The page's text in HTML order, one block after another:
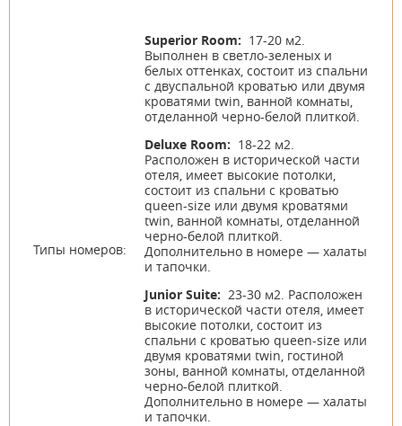
Типы номеров:
Superior Room: 17-20 м2.
Выполнен в светло-зеленых и
белых оттенках, состоит из спальни
с двуспальной кроватью или двумя
кроватями twin, ванной комнаты,
отделанной черно-белой плиткой.
Deluxe Room: 18-22 м2.
Расположен в исторической части
отеля, имеет высокие потолки,
состоит из спальни с кроватью
queen-size или двумя кроватями
twin, ванной комнаты, отделанной
черно-белой плиткой.
Дополнительно в номере — халаты
и тапочки.
Junior Suite: 23-30 м2. Расположен
в исторической части отеля, имеет
высокие потолки, состоит из
спальни с кроватью queen-size или
двумя кроватями twin, гостиной
зоны, ванной комнаты, отделанной
черно-белой плиткой.
Дополнительно в номере — халаты
и тапочки.